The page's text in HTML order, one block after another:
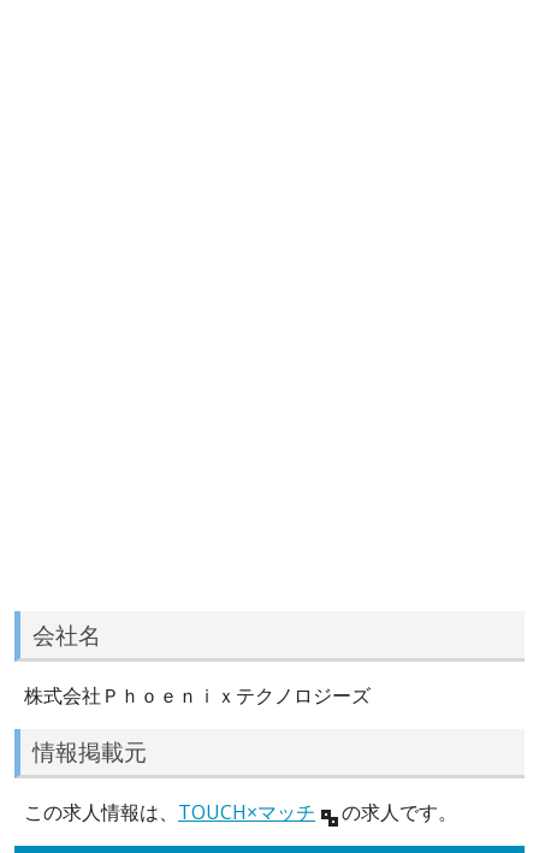
会社名
株式会社Ｐｈｏｅｎｉｘテクノロジーズ
情報掲載元
この求人情報は、 TOUCH×マッチ の求人です。